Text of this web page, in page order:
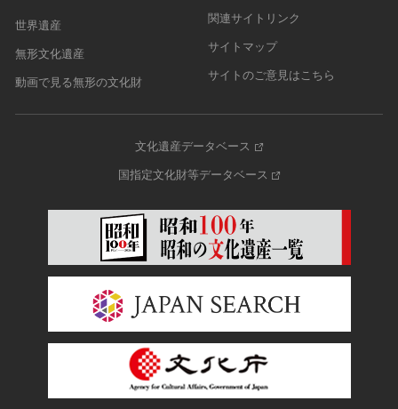
世界遺産
無形文化遺産
動画で見る無形の文化財
関連サイトリンク
サイトマップ
サイトのご意見はこちら
文化遺産データベース
国指定文化財等データベース